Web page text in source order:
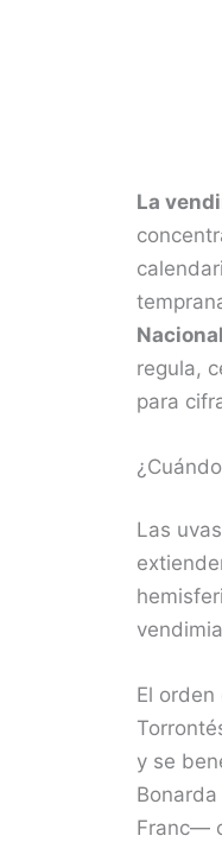
La
regula,
para
Las
El
y se
Franc—